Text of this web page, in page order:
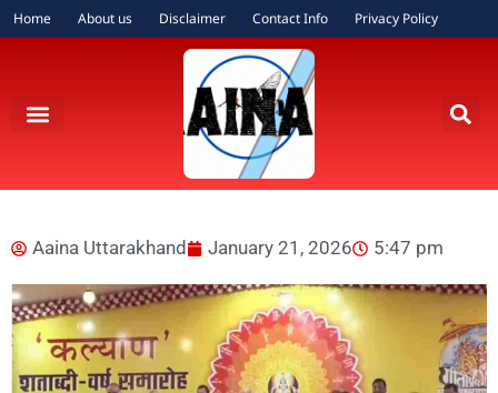
Home About us Disclaimer Contact Info Privacy Policy
Aaina Uttarakhand January 21, 2026 5:47 pm